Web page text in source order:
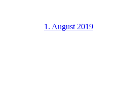
1. August 2019